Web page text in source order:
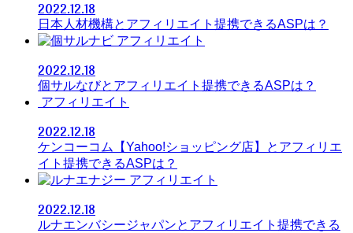
2022.12.18
日本人材機構とアフィリエイト提携できるASPは？
アフィリエイト
2022.12.18
個サルなびとアフィリエイト提携できるASPは？
アフィリエイト
2022.12.18
ケンコーコム【Yahoo!ショッピング店】とアフィリエ
イト提携できるASPは？
アフィリエイト
2022.12.18
ルナエンバシージャパンとアフィリエイト提携できる